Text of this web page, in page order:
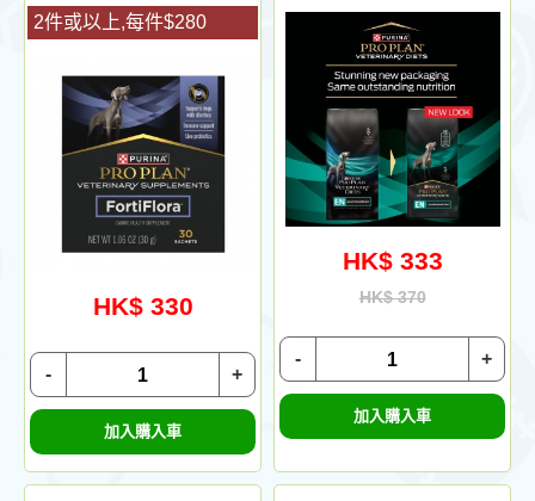
2件或以上,每件$280
HK$ 330
+
-
加入購入車
HK$ 333
HK$ 370
+
-
加入購入車